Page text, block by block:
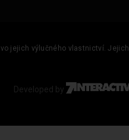
jejich výlučného vlastnictví. Jejich
Developed by